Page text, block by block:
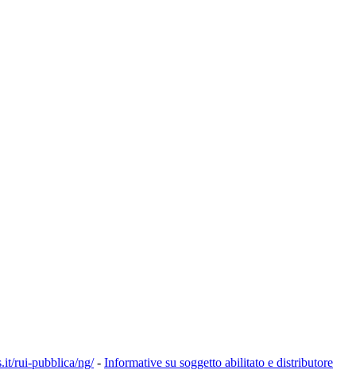
rui-pubblica/ng/- Informative su soggetto abilitato e distributore